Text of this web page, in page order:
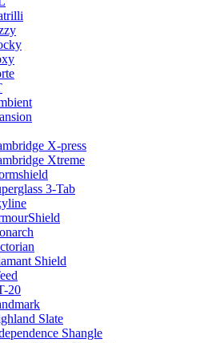
X-press
Xtreme
3-Tab
Shield
20
Slate
Shangle